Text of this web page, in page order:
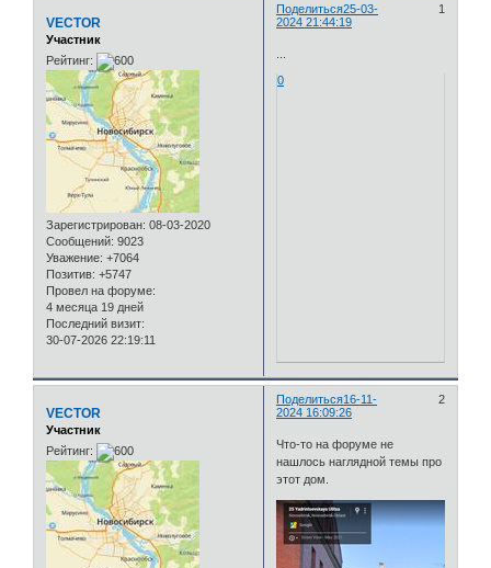
Поделиться 1
25-03-
2024 21:44:19
VECTOR
Участник
Рейтинг:
Зарегистрирован: 08-03-2020
Сообщений: 9023
Уважение: +7064
Позитив: +5747
Провел на форуме:
4 месяца 19 дней
Последний визит:
30-07-2026 22:19:11
0
Поделиться 2
16-11-
2024 16:09:26
VECTOR
Участник
Рейтинг:
Что-то на форуме не
нашлось наглядной темы про
этот дом.